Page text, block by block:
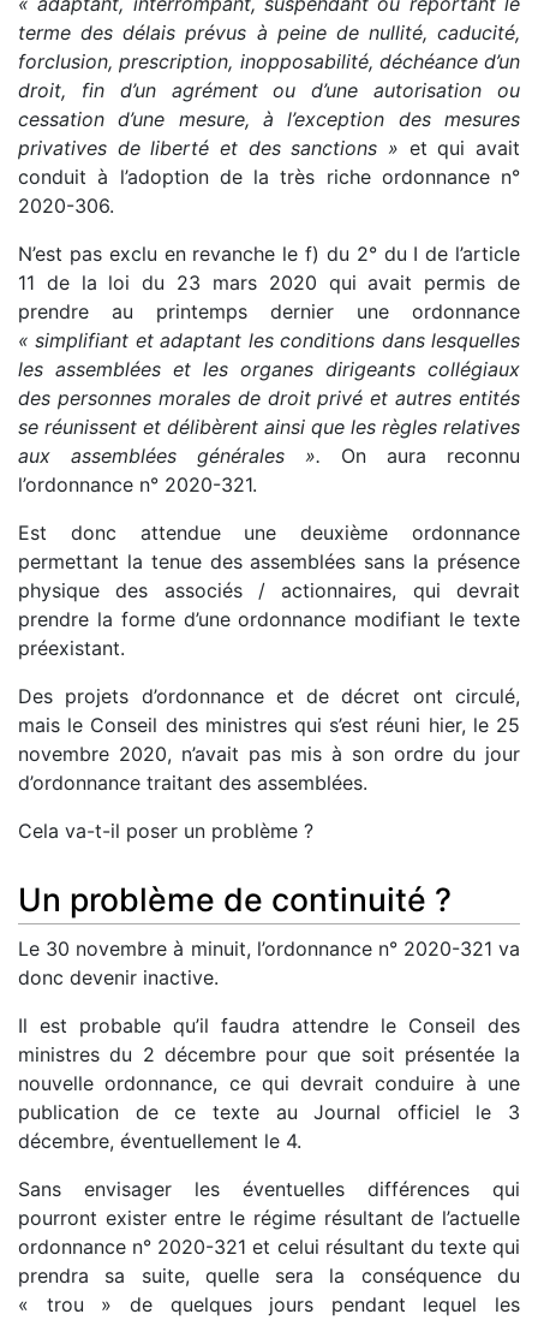
terme des délais prévus à peine de nullité, caducité,
forclusion, prescription, inopposabilité, déchéance d’un
droit, fin d’un agrément ou d’une autorisation ou
cessation d’une mesure, à l’exception des mesures
privatives de liberté et des sanctions » et qui avait
conduit à l’adoption de la très riche ordonnance n°
2020-306.
N’est pas exclu en revanche le f) du 2° du I de l’article
11 de la loi du 23 mars 2020 qui avait permis de
prendre au printemps dernier une ordonnance
« simplifiant et adaptant les conditions dans lesquelles
les assemblées et les organes dirigeants collégiaux
des personnes morales de droit privé et autres entités
se réunissent et délibèrent ainsi que les règles relatives
aux assemblées générales ». On aura reconnu
l’ordonnance n° 2020-321.
Est donc attendue une deuxième ordonnance
permettant la tenue des assemblées sans la présence
physique des associés / actionnaires, qui devrait
prendre la forme d’une ordonnance modifiant le texte
préexistant.
Des projets d’ordonnance et de décret ont circulé,
mais le Conseil des ministres qui s’est réuni hier, le 25
novembre 2020, n’avait pas mis à son ordre du jour
d’ordonnance traitant des assemblées.
Cela va-t-il poser un problème ?
Un problème de continuité ?
Le 30 novembre à minuit, l’ordonnance n° 2020-321 va
donc devenir inactive.
Il est probable qu’il faudra attendre le Conseil des
ministres du 2 décembre pour que soit présentée la
nouvelle ordonnance, ce qui devrait conduire à une
publication de ce texte au Journal officiel le 3
décembre, éventuellement le 4.
Sans envisager les éventuelles différences qui
pourront exister entre le régime résultant de l’actuelle
ordonnance n° 2020-321 et celui résultant du texte qui
prendra sa suite, quelle sera la conséquence du
« trou » de quelques jours pendant lequel les